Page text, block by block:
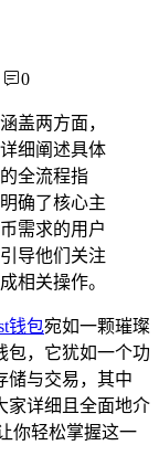
0
盖两方面，
细阐述具体
全流程指
确了核心主
需求的用户
导他们关注
相关操作。
钱包宛如一颗璀璨
包，它犹如一个功
储与交易，其中
家详细且全面地介
你轻松掌握这一